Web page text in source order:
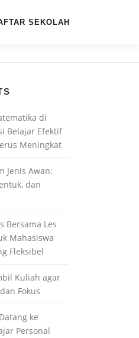
SEKOLAH
di
Belajar Efektif
Meningkat
Jenis Awan:
dan
Bersama Les
Mahasiswa
Fleksibel
Kuliah agar
Fokus
ke
Personal